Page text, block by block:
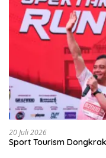
20 Juli 2026
Sport Tourism